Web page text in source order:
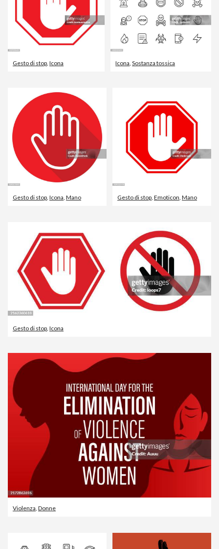
Gesto di stop, Icona Icona,Sostanza tossica
Gesto di stop, Icona, Mano Gesto di stop, Emoticon, Mano
Gesto di stop, Icona
Violenza Donne